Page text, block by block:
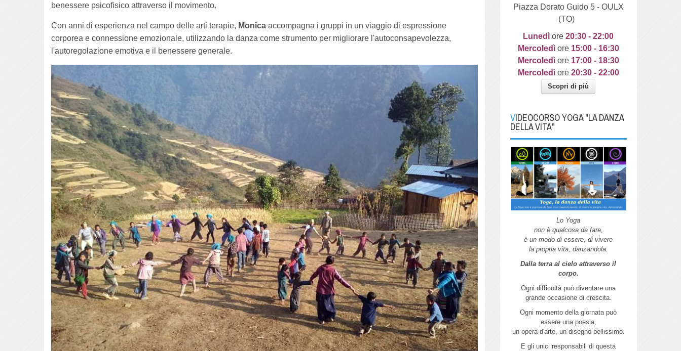
benessere psicofisico attraverso il movimento.
Con anni di esperienza nel campo delle arti terapie, Monica accompagna i gruppi in un viaggio di espressione
corporea e connessione emozionale, utilizzando la danza come strumento per migliorare l'autoconsapevolezza,
l'autoregolazione emotiva e il benessere generale.
Piazza Dorato Guido 5 - OULX
(TO)
Lunedìore 20:30 - 22:00
Mercoledì ore 15:00 - 16:30
Mercoledì ore 17:00 - 18:30
Mercoledì ore 20:30 - 22:00
Scopri di più
VIDEOCORSO YOGA "LA DANZA
DELLA VITA"
Lo Yoga
non è qualcosa da fare,
è un modo di essere, di vivere
la propria vita, danzandola.
Dalla terra al cielo attraverso il
corpo.
Ogni difficoltà può diventare una
grande occasione di crescita.
Ogni momento della giornata può
essere una poesia,
un opera d'arte, un disegno bellissimo.
E gli unici responsabili di questa